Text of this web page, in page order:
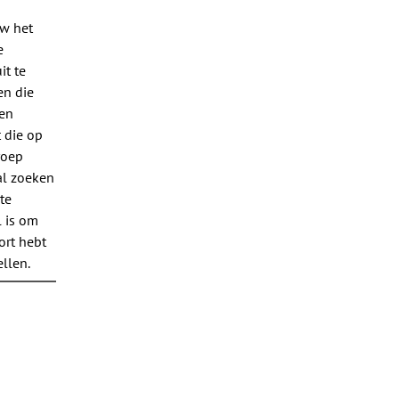
het
te
die
die op
zoeken
is om
hebt